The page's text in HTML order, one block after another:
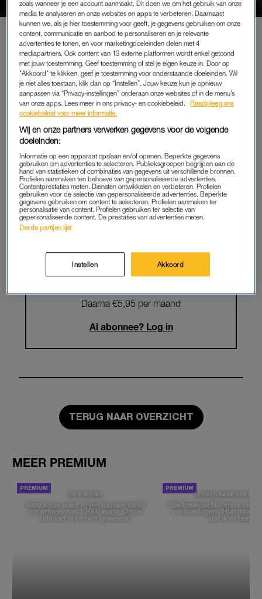
VEERTIG JAAR?’
PREMIUM
LEES VERDER MET
PREMIUM
Krijg onbeperkt toegang tot alle
artikelen
Lees LINDA.magazine online
Geniet van te gekke winacties en
lekkere puzzels
START GRATIS MAAND
Daarna €5,95 per maand
Al abonnee? Log in
TERUG NAAR OVERZICHT
MEER PREMIUM
DE ERFENIS
Amy’s zus voert al twintig jaar strijd
om erfenis van 10.000 euro: 'Op de
uitvaart is ze niet geweest'
LEKKER
Stiefmoeder Naomi is niet
verjaardagen: 'Hun
dat ik er ben'
zoals wanneer je een account aanmaakt. Dit doen we om het gebruik van onze
media te analyseren en onze websites en apps te verbeteren. Daarnaast
kunnen we, als je hier toestemming voor geeft, je gegevens gebruiken om onze
content, communicatie en aanbod te personaliseren en je relevante
advertenties te tonen, en voor marketingdoeleinden delen met 4
mediapartners. Ook content van 13 externe platformen wordt enkel getoond
met jouw toestemming. Geef toestemming of stel je eigen keuze in. Door op
"Akkoord" te klikken, geef je toestemming voor onderstaande doeleinden. Wil
je niet alles toestaan, klik dan op “Instellen”. Jouw keuze kun je opnieuw
aanpassen via “Privacy-instellingen” onderaan onze websites of in de menu’s
van onze apps. Lees meer in ons privacy- en cookiebeleid.
Raadpleeg ons
cookiebeleid voor meer informatie.
Wij en onze partners verwerken gegevens voor de volgende
doeleinden:
Informatie op een apparaat opslaan en/of openen. Beperkte gegevens
gebruiken om advertenties te selecteren. Publieksgroepen begrijpen aan de
hand van statistieken of combinaties van gegevens uit verschillende bronnen.
Profielen aanmaken ten behoeve van gepersonaliseerde advertenties.
Contentprestaties meten. Diensten ontwikkelen en verbeteren. Profielen
gebruiken voor de selectie van gepersonaliseerde advertenties. Beperkte
gegevens gebruiken om content te selecteren. Profielen aanmaken ter
personalisatie van content. Profielen gebruiken ter selectie van
gepersonaliseerde content. De prestaties van advertenties meten.
Derde partijen lijst
Instellen Akkoord